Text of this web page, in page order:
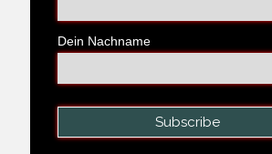
Dein Nachname